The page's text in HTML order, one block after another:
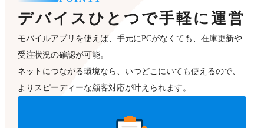
デバイスひとつで手軽に運営
モバイルアプリを使えば、手元にPCがなくても、在庫更新や
受注状況の確認が可能。
ネットにつながる環境なら、いつどこにいても使えるので、
よりスピーディーな顧客対応が叶えられます。